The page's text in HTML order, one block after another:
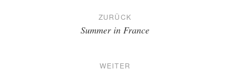
Beitragsnavigation
ZURÜCK
Summer in France
WEITER